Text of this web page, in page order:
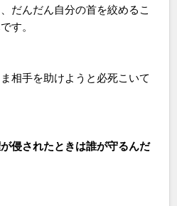
だんだん自分の首を絞めるこ
す。
相手を助けようと必死こいて
侵されたときは誰が守るんだ